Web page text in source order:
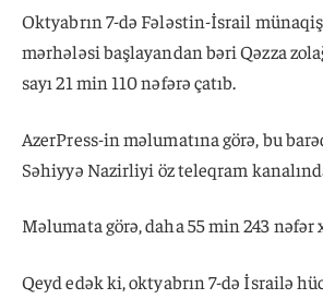
Oktyabrın 7-də Fələstin-İsrail
mərhələsi başlayandan bəri Qəzza
sayı 21 min 110 nəfərə çatıb.
AzerPress-in məlumatına görə, bu
Səhiyyə Nazirliyi öz teleqram
Məlumata görə, daha 55 min 243 nəfər
Qeyd edək ki, oktyabrın 7-də İsrailə